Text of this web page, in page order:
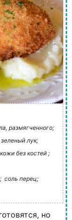
размягченного;
лук;
без костей ;
соль перец;
но